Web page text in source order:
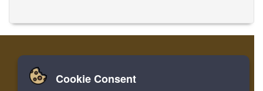
家 ログイン 登録
Cookie Consent